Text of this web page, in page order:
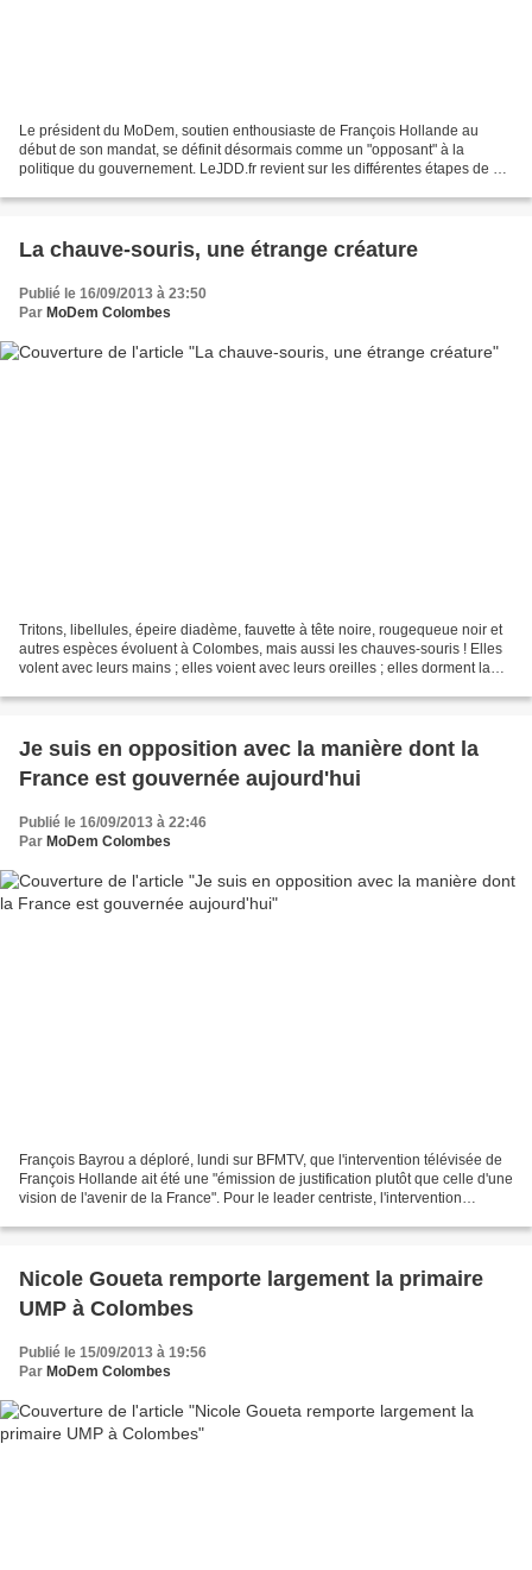
Le président du MoDem, soutien enthousiaste de François Hollande au
début de son mandat, se définit désormais comme un "opposant" à la
politique du gouvernement. LeJDD.fr revient sur les différentes étapes de ce
La chauve-souris, une étrange créature
Publié le 16/09/2013 à 23:50
Par MoDem Colombes
Tritons, libellules, épeire diadème, fauvette à tête noire, rougequeue noir et
autres espèces évoluent à Colombes, mais aussi les chauves-souris ! Elles
volent avec leurs mains ; elles voient avec leurs oreilles ; elles dorment la
Je suis en opposition avec la manière dont la
France est gouvernée aujourd'hui
Publié le 16/09/2013 à 22:46
Par MoDem Colombes
François Bayrou a déploré, lundi sur BFMTV, que l'intervention télévisée de
François Hollande ait été une "émission de justification plutôt que celle d'une
vision de l'avenir de la France". Pour le leader centriste, l'intervention
Nicole Goueta remporte largement la primaire
UMP à Colombes
Publié le 15/09/2013 à 19:56
Par MoDem Colombes